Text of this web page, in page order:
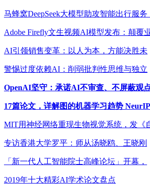
马蜂窝DeepSeek大模型助攻智能出行服务
Adobe Firefly文生视频AI模型发布：颠覆
AI引领销售变革：以人为本，方能决胜未
警惕过度依赖AI：削弱批判性思维与独立
OpenAI坚守：承诺AI不审查、不屏蔽观
17篇论文，详解图的机器学习趋势 NeurIP
MIT用神经网络重现生物视觉系统，发《
专访香港大学罗平：师从汤晓鸥、王晓刚
「新一代人工智能院士高峰论坛」开幕，
2019年十大精彩AI学术论文盘点